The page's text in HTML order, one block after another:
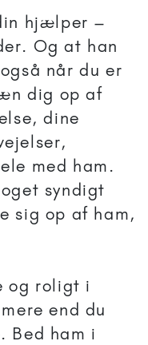
hjælper –
Og at han
når du er
dig op af
dine
med ham.
syndigt
sig op af ham,
og roligt i
end du
Bed ham i